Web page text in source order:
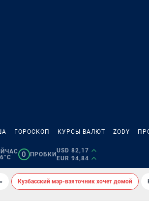
ГОРОСКОП КУРСЫ ВАЛЮТ ZODY
0 ПРОБКИ
USD 82,17
EUR 94,84
Кузбасский мэр-взяточник хочет домой